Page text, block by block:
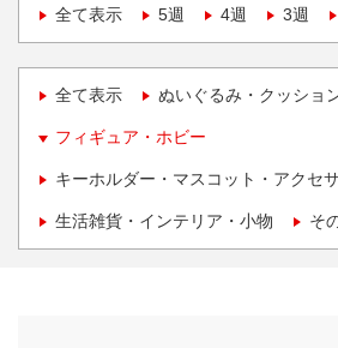
全て表示
5週 4週 3週
全て表示 ぬいぐるみ・クッショ
フィギュア・ホビー
キーホルダー・マスコット・アクセ
生活雑貨・インテリア・小物 そ